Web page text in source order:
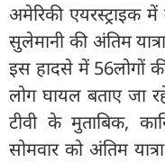
अमेरिकी एयरस्ट्राइक
सुलेमानी की अंतिम
इस हादसे में 56लोगों
लोग घायल बताए जा
टीवी के मुताबिक,
सोमवार को अंतिम